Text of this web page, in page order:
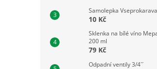
Samolepka
10 Kč
Sklenka na bílé víno
200 ml
79 Kč
Odpadní ventily 3/4´´